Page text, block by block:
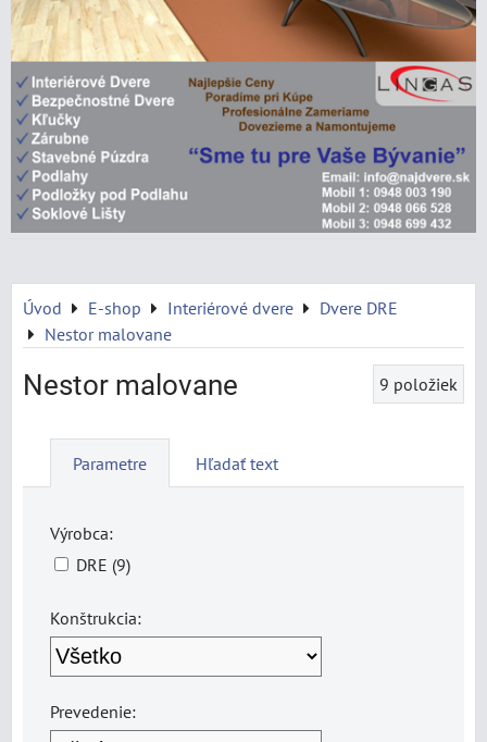
Úvod E-shop Interiérové dvere
Dvere DRE
Nestor malovane
Nestor malovane 9 položiek
Parametre Hľadať text
Výrobca:
DRE (9)
Konštrukcia:
Prevedenie: